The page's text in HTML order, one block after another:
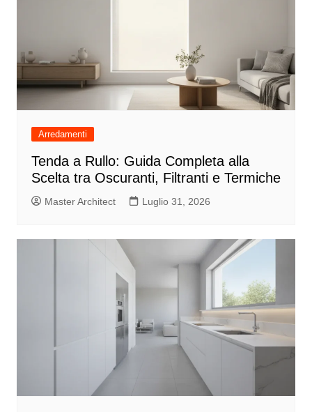
Arredamenti
Tenda a Rullo: Guida Completa alla
Scelta tra Oscuranti, Filtranti e Termiche
Master Architect Luglio 31, 2026